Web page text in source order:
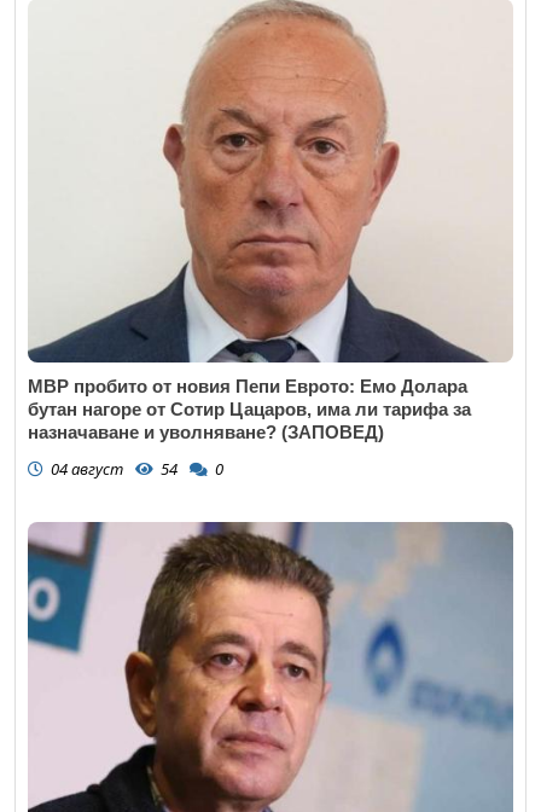
МВР пробито от новия Пепи Еврото: Емо Долара
бутан нагоре от Сотир Цацаров, има ли тарифа за
назначаване и уволняване? (ЗАПОВЕД)
04 август 54 0